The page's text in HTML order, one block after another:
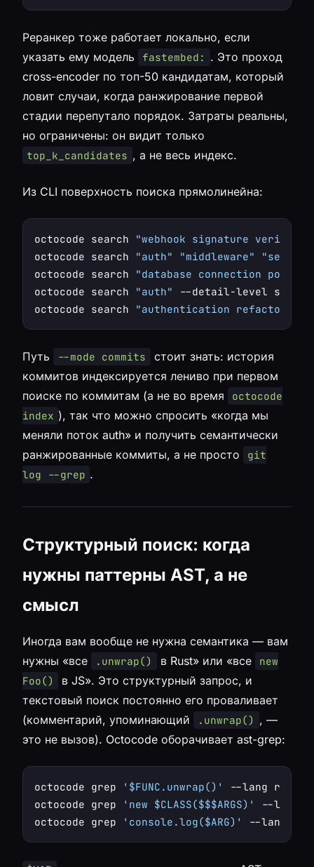
Реранкер тоже работает локально, если
указать ему модель
fastembed: . Это проход
cross-encoder по топ-50 кандидатам, который
ловит случаи, когда ранжирование первой
стадии перепутало порядок. Затраты реальны,
но ограничены: он видит только
top_k_candidates , а не весь индекс.
Из CLI поверхность поиска прямолинейна:
octocode search
"webhook signature
octocode search
"auth" "middleware"
octocode search
"database connection pool"
octocode search
"auth"
--detail-level
octocode search
"authentication refactor"
Путь --mode commits
стоит знать: история
коммитов индексируется лениво при первом
поиске по коммитам (а не во время
octocode
index ), так что можно спросить «когда мы
меняли поток auth» и получить семантически
ранжированные коммиты, а не просто
git
log --grep .
Структурный поиск: когда
нужны паттерны AST, а не
смысл
Иногда вам вообще не нужна семантика — вам
нужны «все
.unwrap() в Rust» или «все
new
Foo()
в JS». Это структурный запрос, и
текстовый поиск постоянно его проваливает
(комментарий, упоминающий
.unwrap() , —
это не вызов). Octocode оборачивает ast-grep:
octocode grep '$FUNC.unwrap()'
--lang rust
octocode grep
'new $CLASS($$$ARGS)'
--lang
octocode grep
'console.log($ARG)' --lang